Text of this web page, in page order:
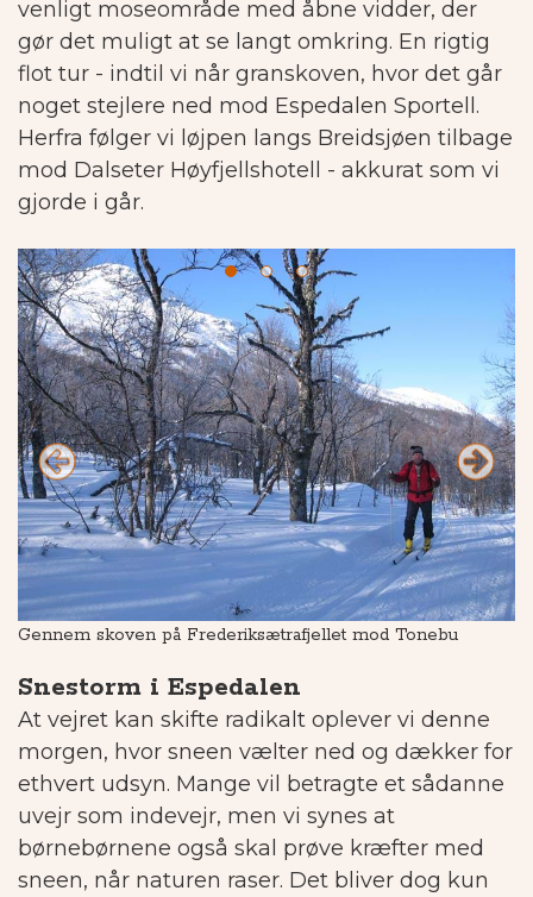
venligt moseområde med åbne vidder, der
gør det muligt at se langt omkring. En rigtig
flot tur - indtil vi når granskoven, hvor det går
noget stejlere ned mod Espedalen Sportell.
Herfra følger vi løjpen langs Breidsjøen tilbage
mod Dalseter Høyfjellshotell - akkurat som vi
gjorde i går.
Gennem skoven på Frederiksætrafjellet mod Tonebu
Snestorm i Espedalen
At vejret kan skifte radikalt oplever vi denne
morgen, hvor sneen vælter ned og dækker for
ethvert udsyn. Mange vil betragte et sådanne
uvejr som indevejr, men vi synes at
børnebørnene også skal prøve kræfter med
sneen, når naturen raser. Det bliver dog kun